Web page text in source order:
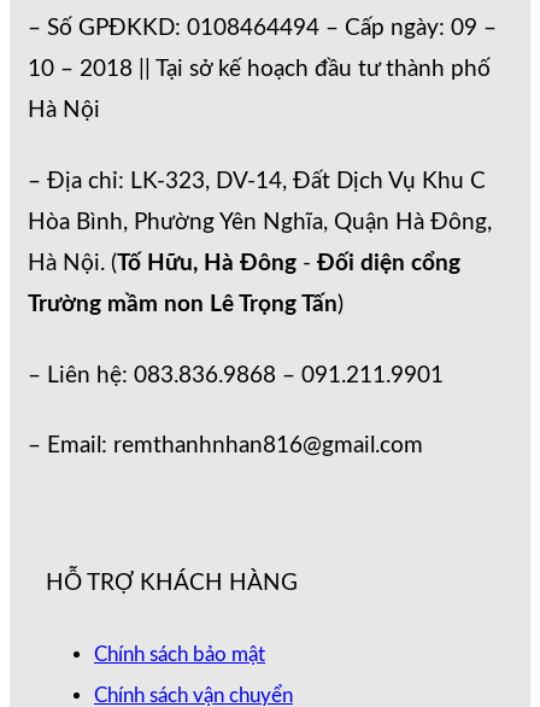
– Số GPĐKKD: 0108464494 – Cấp ngày: 09 –
10 – 2018 || Tại sở kế hoạch đầu tư thành phố
Hà Nội
– Địa chỉ: LK-323, DV-14, Đất Dịch Vụ Khu C
Hòa Bình, Phường Yên Nghĩa, Quận Hà Đông,
Hà Nội. (Tố Hữu, Hà Đông - Đối diện cổng
Trường mầm non Lê Trọng Tấn)
– Liên hệ: 083.836.9868 – 091.211.9901
– Email: remthanhnhan816@gmail.com
HỖ TRỢ KHÁCH HÀNG
Chính sách bảo mật
Chính sách vận chuyển